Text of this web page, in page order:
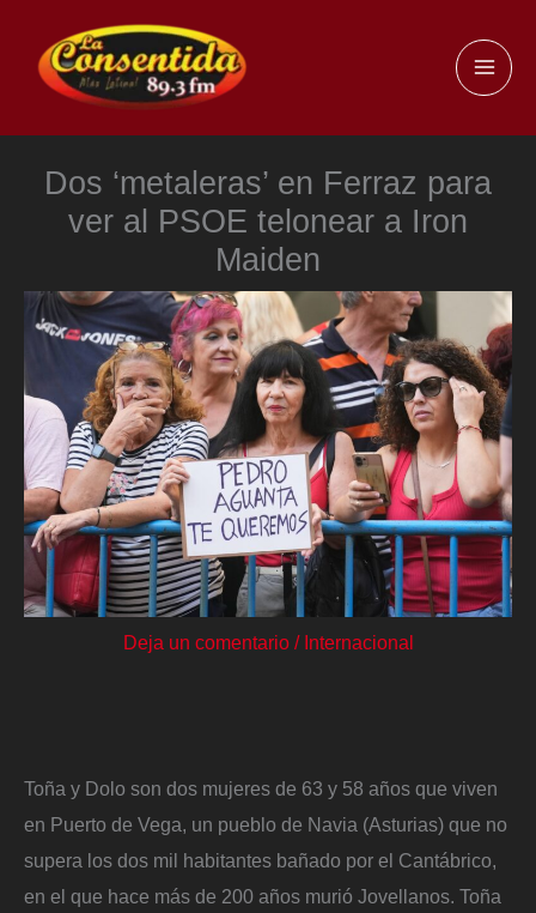
contenido
Dos ‘metaleras’ en Ferraz para
ver al PSOE telonear a Iron
Maiden
Deja un comentario / Internacional
Toña y Dolo son dos mujeres de 63 y 58 años que viven
en Puerto de Vega, un pueblo de Navia (Asturias) que no
supera los dos mil habitantes bañado por el Cantábrico,
en el que hace más de 200 años murió Jovellanos. Toña